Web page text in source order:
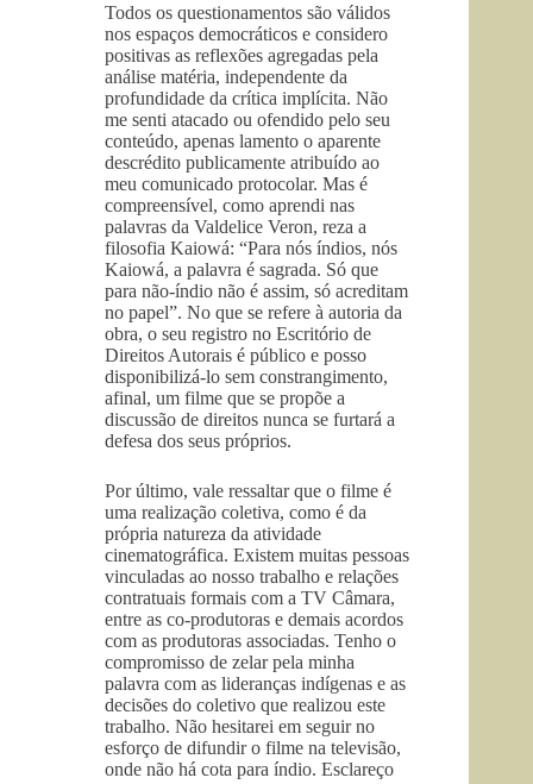
Todos os questionamentos são válidos
nos espaços democráticos e considero
positivas as reflexões agregadas pela
análise matéria, independente da
profundidade da crítica implícita. Não
me senti atacado ou ofendido pelo seu
conteúdo, apenas lamento o aparente
descrédito publicamente atribuído ao
meu comunicado protocolar. Mas é
compreensível, como aprendi nas
palavras da Valdelice Veron, reza a
filosofia Kaiowá: “Para nós índios, nós
Kaiowá, a palavra é sagrada. Só que
para não-índio não é assim, só acreditam
no papel”. No que se refere à autoria da
obra, o seu registro no Escritório de
Direitos Autorais é público e posso
disponibilizá-lo sem constrangimento,
afinal, um filme que se propõe a
discussão de direitos nunca se furtará a
defesa dos seus próprios.
Por último, vale ressaltar que o filme é
uma realização coletiva, como é da
própria natureza da atividade
cinematográfica. Existem muitas pessoas
vinculadas ao nosso trabalho e relações
contratuais formais com a TV Câmara,
entre as co-produtoras e demais acordos
com as produtoras associadas. Tenho o
compromisso de zelar pela minha
palavra com as lideranças indígenas e as
decisões do coletivo que realizou este
trabalho. Não hesitarei em seguir no
esforço de difundir o filme na televisão,
onde não há cota para índio. Esclareço